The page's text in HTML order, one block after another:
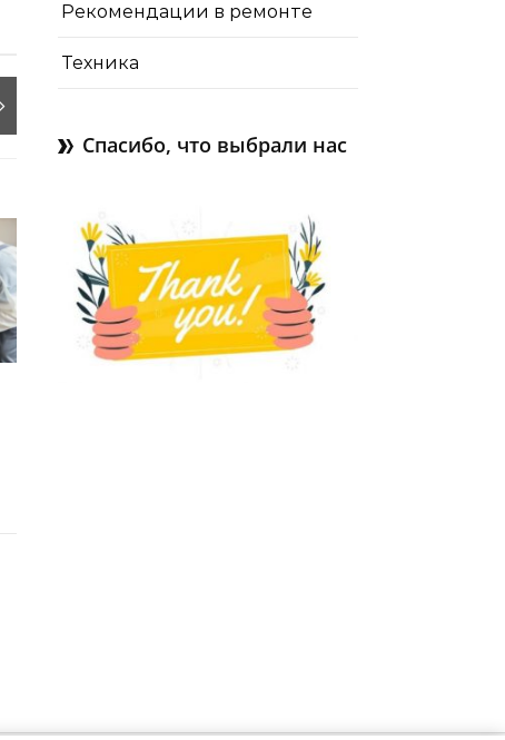
Рекомендации в ремонте
Техника
Спасибо, что выбрали нас